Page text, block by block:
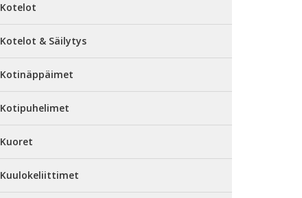
Kotelot
Kotelot & Säilytys
Kotinäppäimet
Kotipuhelimet
Kuoret
Kuulokeliittimet